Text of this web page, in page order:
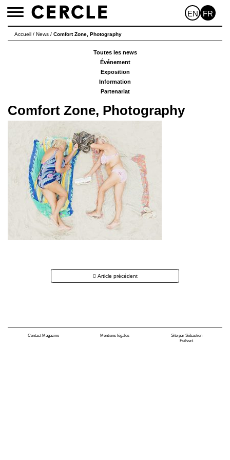
Toggle
EN FR
Accueil / News / Comfort Zone, Photography
Toutes les news
Événement
Exposition
Information
Partenariat
Comfort Zone, Photography
Navigation
Article précédent
Contact Magazine Mentions légales
Site par Sébastien
Poilvert